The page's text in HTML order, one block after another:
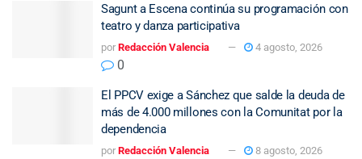
Sagunt a Escena continúa su programación con
teatro y danza participativa
por Redacción Valencia 4 agosto, 2026
0
El PPCV exige a Sánchez que salde la deuda de
más de 4.000 millones con la Comunitat por la
dependencia
por Redacción Valencia 8 agosto, 2026